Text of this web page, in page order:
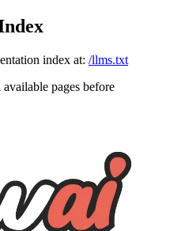
index at: /llms.txt
pages before